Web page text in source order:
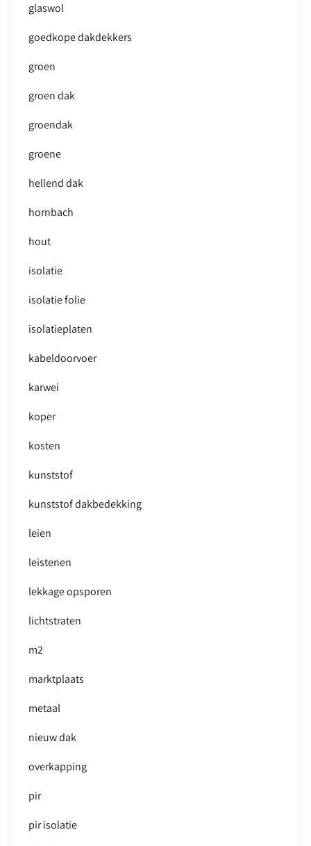
glaswol
goedkope dakdekkers
groen
groen dak
groendak
groene
hellend dak
hornbach
hout
isolatie
isolatie folie
isolatieplaten
kabeldoorvoer
karwei
koper
kosten
kunststof
kunststof dakbedekking
leien
leistenen
lekkage opsporen
lichtstraten
m2
marktplaats
metaal
nieuw dak
overkapping
pir
pir isolatie